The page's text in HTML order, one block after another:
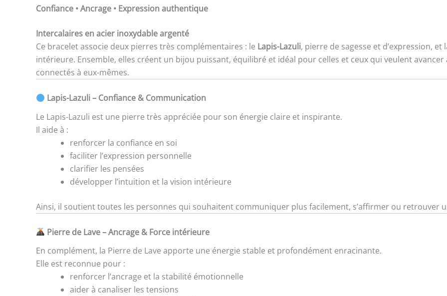
Confiance • Ancrage • Expression authentique
Intercalaires en acier inoxydable argenté
Ce bracelet associe deux pierres très complémentaires : le Lapis-Lazuli, pierre de sagesse et d’expression, et
intérieure. Ensemble, elles créent un bijou puissant, équilibré et idéal pour celles et ceux qui veulent
connectés à eux-mêmes.
Lapis-Lazuli – Confiance & Communication
Le Lapis-Lazuli est une pierre très appréciée pour son énergie claire et inspirante.
Il aide à :
renforcer la confiance en soi
faciliter l’expression personnelle
clarifier les pensées
développer l’intuition et la vision intérieure
Ainsi, il soutient toutes les personnes qui souhaitent communiquer plus facilement, s’affirmer ou retrouver
Pierre de Lave – Ancrage & Force intérieure
En complément, la Pierre de Lave apporte une énergie stable et profondément enracinante.
Elle est reconnue pour :
renforcer l’ancrage et la stabilité émotionnelle
aider à canaliser les tensions